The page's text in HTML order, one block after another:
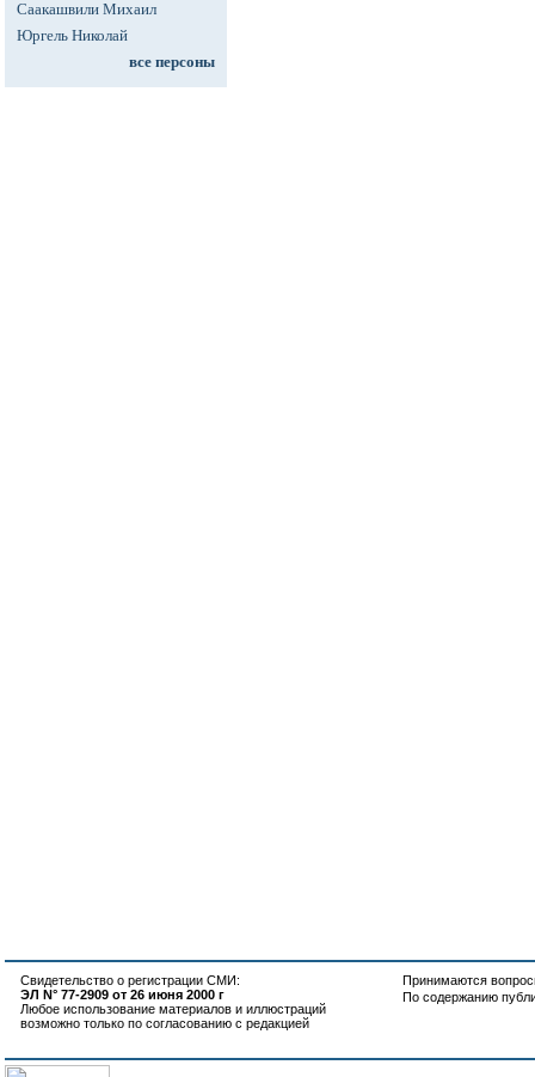
Саакашвили Михаил
Юргель Николай
все персоны
Свидетельство о регистрации СМИ:
ЭЛ N° 77-2909 от 26 июня 2000 г
Любое использование материалов и иллюстраций
возможно только по согласованию с редакцией
Принимаются
По содержанию